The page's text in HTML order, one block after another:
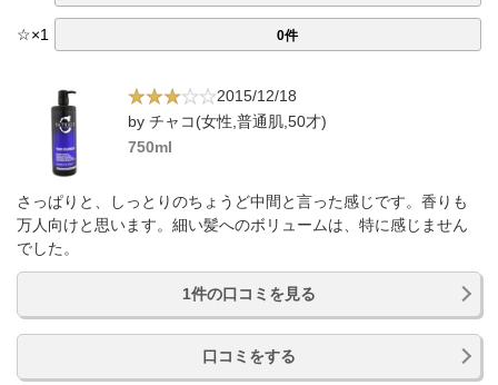
☆×1 0件
2015/12/18
by チャコ(女性,普通肌,50才)
750ml
さっぱりと、しっとりのちょうど中間と言った感じです。香りも
万人向けと思います。細い髪へのボリュームは、特に感じません
でした。
1件の口コミを見る
口コミをする